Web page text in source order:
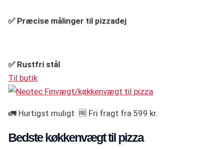
✅ Præcise målinger til pizzadej
✅ Rustfri stål
Til butik
🚛 Hurtigst muligt 🆓 Fri fragt fra 599 kr.
Bedste køkkenvægt til pizza